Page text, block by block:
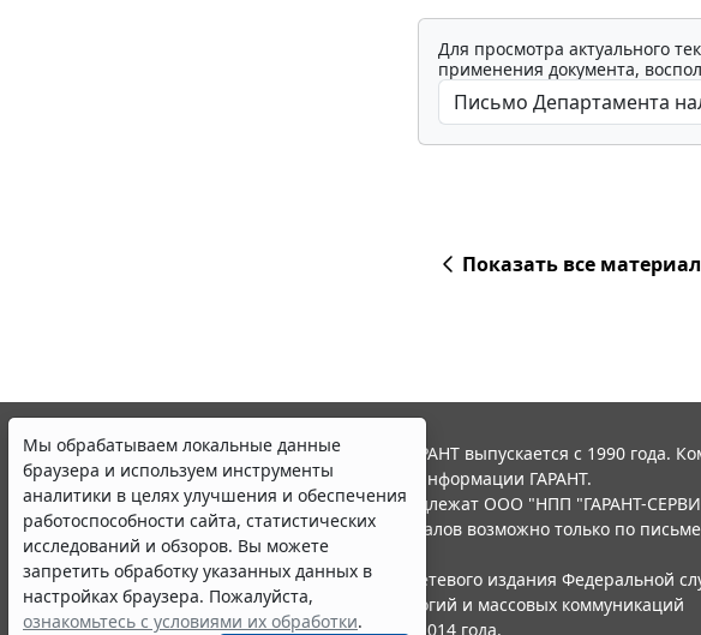
Для просмотра актуального
применения документа,
Показать все
Мы обрабатываем локальные данные
браузера и используем инструменты
аналитики в целях улучшения и обеспечения
работоспособности сайта, статистических
исследований и обзоров. Вы можете
запретить обработку указанных данных в
настройках браузера. Пожалуйста,
ознакомьтесь с условиями их обработки.
© ООО "НПП "ГАРАНТ-СЕРВИС", 2026. Система ГАРАНТ выпускается с 1990 года.
участниками Российской ассоциации правовой информации ГАРАНТ.
Все права на материалы сайта ГАРАНТ.РУ принадлежат ООО "НПП "ГАРАНТ-
Полное или частичное воспроизведение материалов возможно только по
Правила использования портала.
Портал ГАРАНТ.РУ зарегистрирован в качестве сетевого издания Федеральной
надзору в сфере связи,информационных технологий и массовых коммуникаций
(Роскомнадзором), Эл № ФС77-58365 от 18 июня 2014 года.